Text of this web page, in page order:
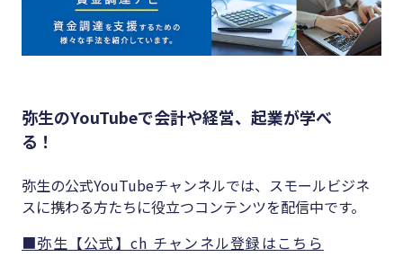
弥生のYouTubeで会計や経営、起業が学べ
る！
弥生の公式YouTubeチャンネルでは、スモールビジネ
スに携わる方たちに役立つコンテンツを配信中です。
■弥生【公式】ch チャンネル登録はこちら